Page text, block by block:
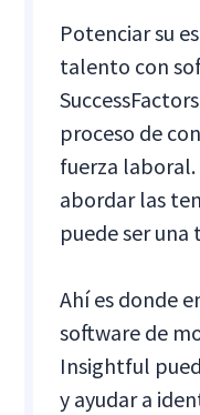
Potenciar su
talento con
proceso de
fuerza
abordar las
puede ser
Ahí es donde
software de
Insightful
y ayudar a